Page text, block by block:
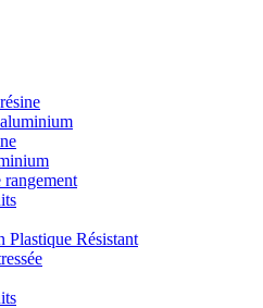
Plastique Résistant